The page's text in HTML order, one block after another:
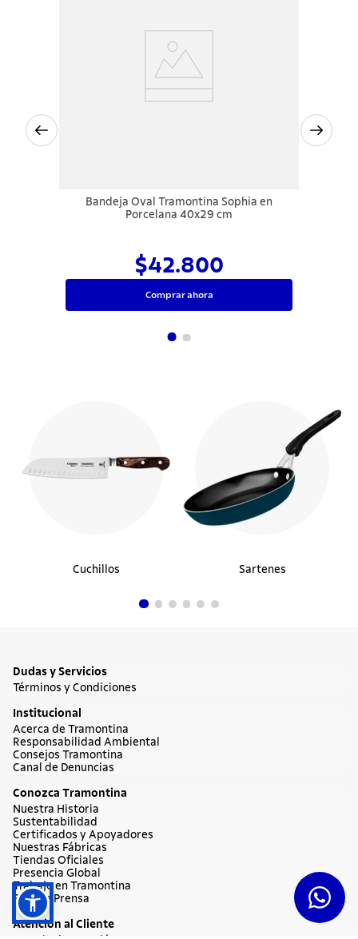
Bandeja Oval Tramontina Sophia en
Porcelana 40x29 cm
$42.800
Comprar ahora
Cuchillos Sartenes
Dudas y Servicios
Términos y Condiciones
Institucional
Acerca de Tramontina
Responsabilidad Ambiental
Consejos Tramontina
Canal de Denuncias
Conozca Tramontina
Nuestra Historia
Sustentabilidad
Certificados y Apoyadores
Nuestras Fábricas
Tiendas Oficiales
Presencia Global
Trabaje en Tramontina
Sala de Prensa
Atención al Cliente